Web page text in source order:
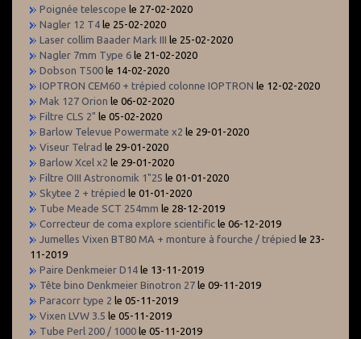
Poignée telescope le 27-02-2020
Nagler 12 T4 le 25-02-2020
Laser collim Baader Mark III le 25-02-2020
Nagler 7mm Type 6 le 21-02-2020
Dobson T500 le 14-02-2020
IOPTRON CEM60 + trépied colonne IOPTRON le 12-02-2020
Mak 127 Orion le 06-02-2020
Filtre CLS 2" le 05-02-2020
Barlow Televue Powermate x2 le 29-01-2020
Viseur Telrad le 29-01-2020
Barlow Xcel x2 le 29-01-2020
Filtre OIII Astronomik 1"25 le 01-01-2020
Skytee 2 + trépied le 01-01-2020
Tube Meade SCT 254mm le 28-12-2019
Correcteur de coma explore scientific le 06-12-2019
Jumelles Vixen BT80 MA + monture à fourche / trépied le 23-
11-2019
Paire Denkmeier D14 le 13-11-2019
Tête bino Denkmeier Binotron 27 le 09-11-2019
Paracorr type 2 le 05-11-2019
Vixen LVW 3.5 le 05-11-2019
Tube Perl 200 / 1000 le 05-11-2019